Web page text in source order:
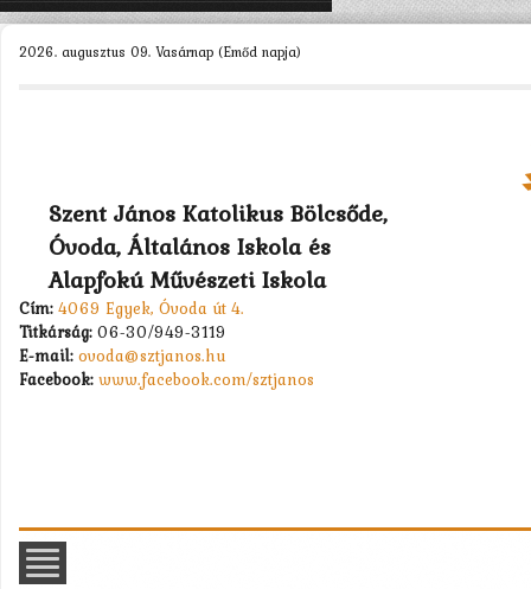
2026. augusztus 09. Vasárnap (Emőd napja)
Szent János Katolikus Bölcsőde,
Óvoda, Általános Iskola és
Alapfokú Művészeti Iskola
Cím: 4069 Egyek, Óvoda út 4.
Titkárság: 06-30/949-3119
E-mail: ovoda@sztjanos.hu
Facebook: www.facebook.com/sztjanos
KEZDŐLAP
PÁLYÁZATOK >
KAPCSOLAT